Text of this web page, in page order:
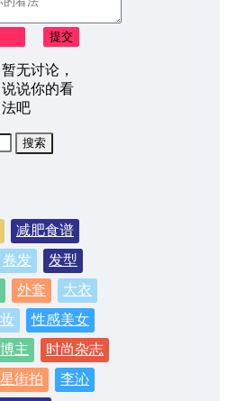
提交
暂无讨论，
说说你的看
法吧
减肥食谱
卷发
发型
外套
大衣
性感美女
主
时尚杂志
街拍
李沁